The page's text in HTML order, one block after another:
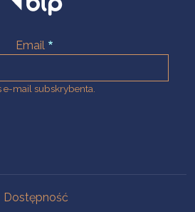
Email
e-mail subskrybenta.
Dostępność